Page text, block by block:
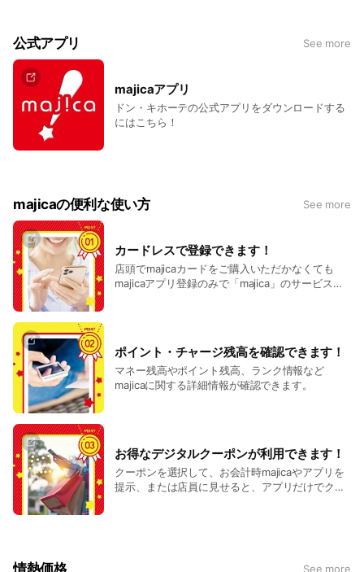
公式アプリ See more
majicaアプリ
ドン・キホーテの公式アプリをダウンロードする
にはこちら！
majicaの便利な使い方 See more
カードレスで登録できます！
店頭でmajicaカードをご購入いただかなくても
majicaアプリ登録のみで「majica」のサービスが
ポイント・チャージ残高を確認できます！
マネー残高やポイント残高、ランク情報など
majicaに関する詳細情報が確認できます。
お得なデジタルクーポンが利用できます！
クーポンを選択して、お会計時majicaやアプリを
提示、または店員に見せると、アプリだけでクー
See more